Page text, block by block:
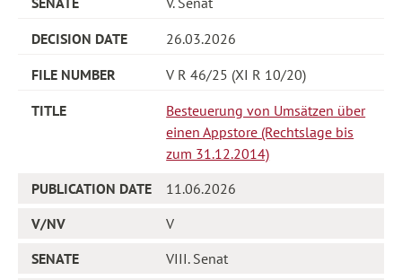
26.03.2026
V R 46/25 (XI R 10/20)
Besteuerung von Umsätzen über
einen Appstore (Rechtslage bis
zum 31.12.2014)
11.06.2026
V
VIII. Senat